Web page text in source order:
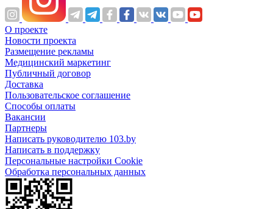
О проекте
Новости проекта
Размещение рекламы
Медицинский маркетинг
Публичный договор
Доставка
Пользовательское соглашение
Способы оплаты
Вакансии
Партнеры
Написать руководителю 103.by
Написать в поддержку
Персональные настройки Cookie
Обработка персональных данных